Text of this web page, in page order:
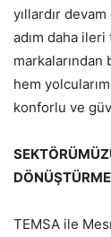
yıllardır
adım daha ileri
markalarından
hem
konforlu ve
TEMSA ile